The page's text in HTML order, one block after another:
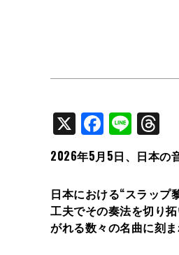
X Facebook
Line
2026年5月5日、日本の
日本における“スラップ
工夫でその奏法を切り
がれる数々の名曲に刻